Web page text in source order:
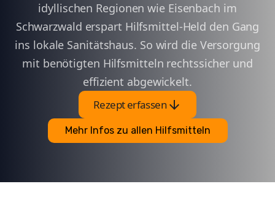
idyllischen Regionen wie Eisenbach im
Schwarzwald erspart Hilfsmittel-Held den Gang
ins lokale Sanitätshaus. So wird die Versorgung
mit benötigten Hilfsmitteln rechtssicher und
effizient abgewickelt.
Rezept erfassenarrow_downward
Mehr Infos zu allen Hilfsmitteln